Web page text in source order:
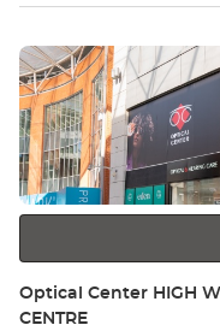
Pulse
ENTER
para
obtener
más
información
Tienda:
Optical Center HIGH
CENTRE